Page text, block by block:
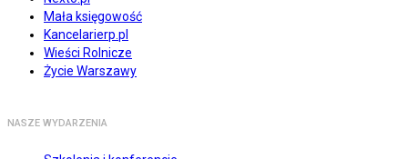
Mała księgowość
Kancelarierp.pl
Wieści Rolnicze
Życie Warszawy
NASZE WYDARZENIA